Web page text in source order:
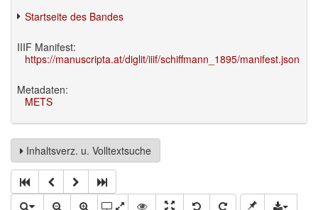
Startseite des Bandes
IIIF Manifest:
https://manuscripta.at/diglit/iiif/schiffmann_1895/manifest.json
Metadaten:
METS
Inhaltsverz. u. Volltextsuche